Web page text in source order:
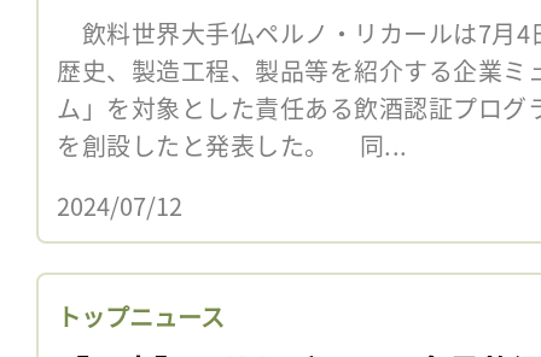
飲料世界大手仏ペルノ・リカールは7月4
歴史、製造工程、製品等を紹介する企業ミ
ム」を対象とした責任ある飲酒認証プログ
を創設したと発表した。 同...
2024/07/12
トップニュース